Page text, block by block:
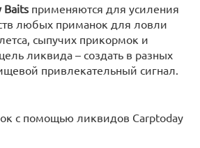
Baits применяются для усиления
любых приманок для ловли
сыпучих прикормок и
ликвида – создать в разных
привлекательный сигнал.
с помощью ликвидов Carptoday